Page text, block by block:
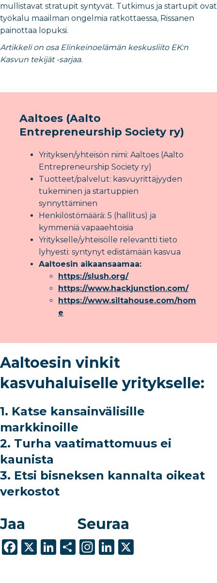
mullistavat stratupit syntyvät. Tutkimus ja startupit ovat
työkalu maailman ongelmia ratkottaessa, Rissanen
painottaa lopuksi.
Artikkeli on osa Elinkeinoelämän keskusliito EK:n
Kasvun tekijät -sarjaa.
Aaltoes (Aalto
Entrepreneurship Society ry)
Yrityksen/yhteisön nimi: Aaltoes (Aalto
Entrepreneurship Society ry)
Tuotteet/palvelut: kasvuyrittäjyyden
tukeminen ja startuppien
synnyttäminen
Henkilöstömäärä: 5 (hallitus) ja
kymmeniä vapaaehtoisia
Yritykselle/yhteisölle relevantti tieto
lyhyesti: syntynyt edistämään kasvua
Aaltoesin aikaansaamaa:
https://slush.org/
https://www.hackjunction.com/
https://www.siltahouse.com/hom
e
Aaltoesin vinkit
kasvuhaluiselle yritykselle:
1. Katse kansainvälisille
markkinoille
2. Turha vaatimattomuus ei
kaunista
3. Etsi bisneksen kannalta oikeat
verkostot
Jaa
F
X
Li S
Seuraa
In Li